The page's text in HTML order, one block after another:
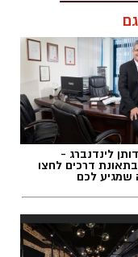
לינדנברג -
דרכים לחצו
שמגיע לכם